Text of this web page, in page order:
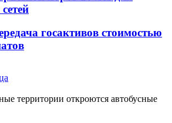
госактивов стоимостью
территории откроются автобусные